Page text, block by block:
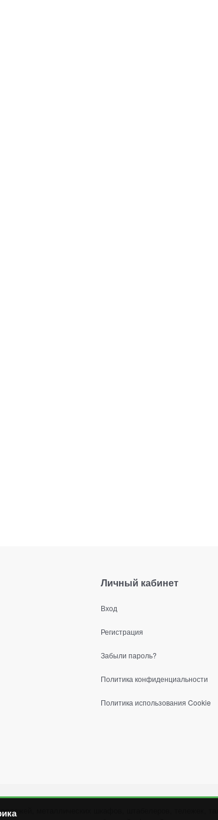
Личный кабинет
Вход
Регистрация
Забыли пароль?
Политика конфиденциальности
Политика использования Cookie
металлических шкафов, штабелеров, тележек,